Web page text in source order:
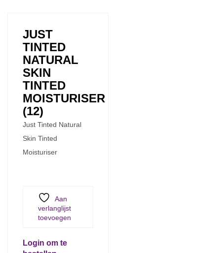
JUST
TINTED
NATURAL
SKIN
TINTED
MOISTURISER
(12)
Just Tinted Natural
Skin Tinted
Moisturiser
Aan
verlanglijst
toevoegen
Login om te